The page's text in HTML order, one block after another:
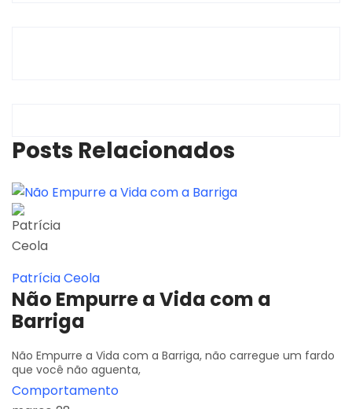
Posts Relacionados
Patrícia Ceola
Não Empurre a Vida com a
Barriga
Não Empurre a Vida com a Barriga, não carregue um fardo
que você não aguenta,
Comportamento